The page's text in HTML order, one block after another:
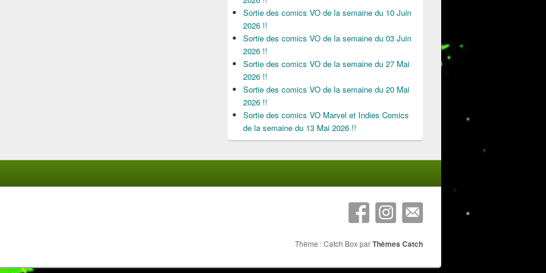
Sortie des comics VO de la semaine du 10 Juin
2026 !!
Sortie des comics VO de la semaine du 03 Juin
2026 !!
Sortie des comics VO de la semaine du 27 Mai
2026 !!
Sortie des comics VO de la semaine du 20 Mai
2026 !!
Sortie des comics VO Marvel et Indies Comics
de la semaine du 13 Mai 2026 !!
Thème : Catch Box parThèmes Catch